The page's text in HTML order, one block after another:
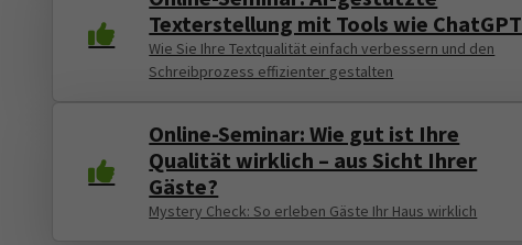
Texterstellung mit Tools wie ChatGPT
Wie Sie Ihre Textqualität einfach verbessern und den
Schreibprozess effizienter gestalten
Online-Seminar: Wie gut ist Ihre
Qualität wirklich – aus Sicht Ihrer
Gäste?
Mystery Check: So erleben Gäste Ihr Haus wirklich